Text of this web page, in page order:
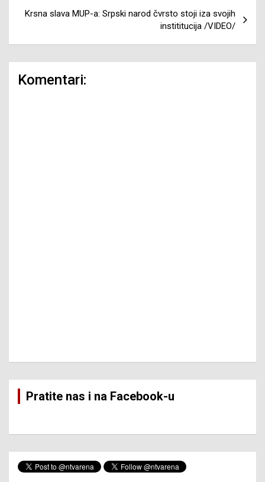
Krsna slava MUP-a: Srpski narod čvrsto stoji iza svojih
instititucija /VIDEO/
Komentari:
Pratite nas i na Facebook-u